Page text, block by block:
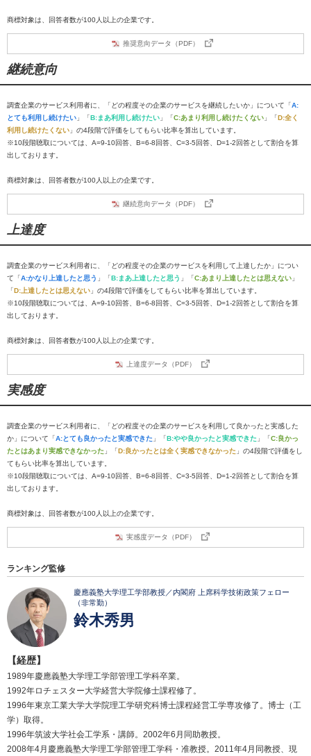
商標対象は、回答者数が100人以上の企業です。
推奨意向データ（PDF）
継続意向
調査企業のサービス利用者に、「どの程度その企業のサービスを継続したいか」について「A:
とても利用し続けたい 」「B:まあ利用し続けたい 」「C:あまり利用し続けたくない 」「D:全く
利用し続けたくない 」の4段階で評価をしてもらい比率を算出しています。
※10段階聴取については、A=9-10回答、B=6-8回答、C=3-5回答、D=1-2回答として割合を算
出しております。
商標対象は、回答者数が100人以上の企業です。
継続意向データ（PDF）
上達度
調査企業のサービス利用者に、「どの程度その企業のサービスを利用して上達したか」につい
て「A:かなり上達したと思う 」「B:まあ上達したと思う 」「C:あまり上達したとは思えない 」
「D:上達したとは思えない 」の4段階で評価をしてもらい比率を算出しています。
※10段階聴取については、A=9-10回答、B=6-8回答、C=3-5回答、D=1-2回答として割合を算
出しております。
商標対象は、回答者数が100人以上の企業です。
上達度データ（PDF）
実感度
調査企業のサービス利用者に、「どの程度その企業のサービスを利用して良かったと実感した
か」について「A:とても良かったと実感できた 」「B:やや良かったと実感できた 」「C:良かっ
たとはあまり実感できなかった 」「D:良かったとは全く実感できなかった 」の4段階で評価をし
てもらい比率を算出しています。
※10段階聴取については、A=9-10回答、B=6-8回答、C=3-5回答、D=1-2回答として割合を算
出しております。
商標対象は、回答者数が100人以上の企業です。
実感度データ（PDF）
ランキング監修
慶應義塾大学理工学部教授／内閣府 上席科学技術政策フェロー
（非常勤）
鈴木秀男
【経歴】
1989年慶應義塾大学理工学部管理工学科卒業。
1992年ロチェスター大学経営大学院修士課程修了。
1996年東京工業大学大学院理工学研究科博士課程経営工学専攻修了。博士（工
学）取得。
1996年筑波大学社会工学系・講師。2002年6月同助教授。
2008年4月慶應義塾大学理工学部管理工学科・准教授。2011年4月同教授、現